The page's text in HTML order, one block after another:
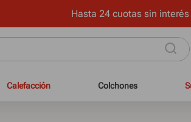
Hasta 24 cuotas sin interés
Calefacción Colchones